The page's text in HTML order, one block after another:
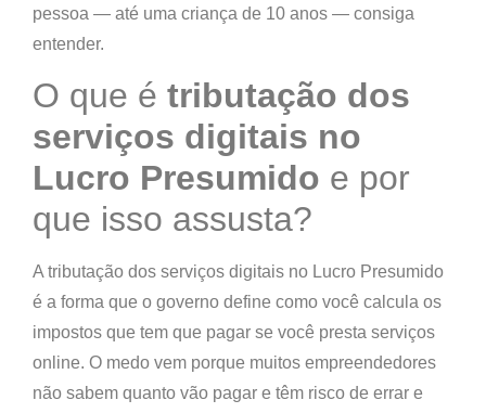
pessoa — até uma criança de 10 anos — consiga
entender.
O que é tributação dos
serviços digitais no
Lucro Presumido e por
que isso assusta?
A tributação dos serviços digitais no Lucro Presumido
é a forma que o governo define como você calcula os
impostos que tem que pagar se você presta serviços
online. O medo vem porque muitos empreendedores
não sabem quanto vão pagar e têm risco de errar e